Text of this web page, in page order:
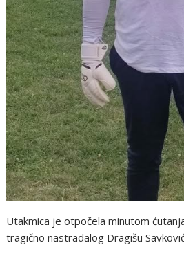
Utakmica je otpočela minutom
tragično nastradalog Dragišu